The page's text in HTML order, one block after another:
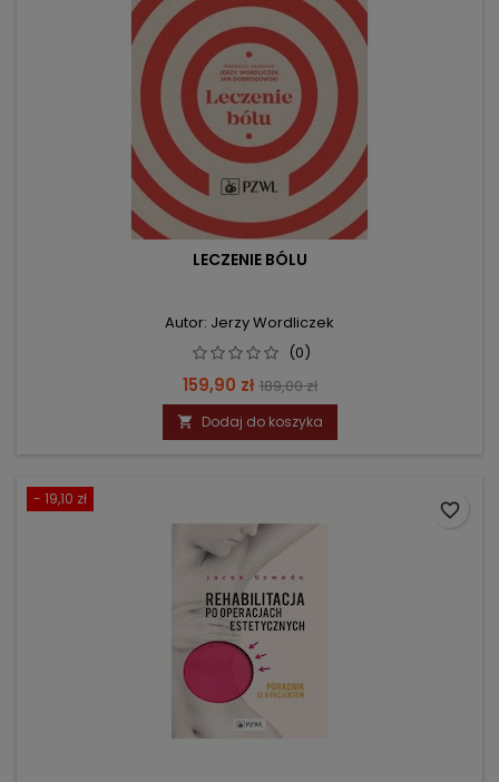
LECZENIE BÓLU
Autor: Jerzy Wordliczek
(0)
Cena
159,90 zł Cena
podstawowa
189,00 zł
 Dodaj do koszyka
- 19,10 zł
favorite_border